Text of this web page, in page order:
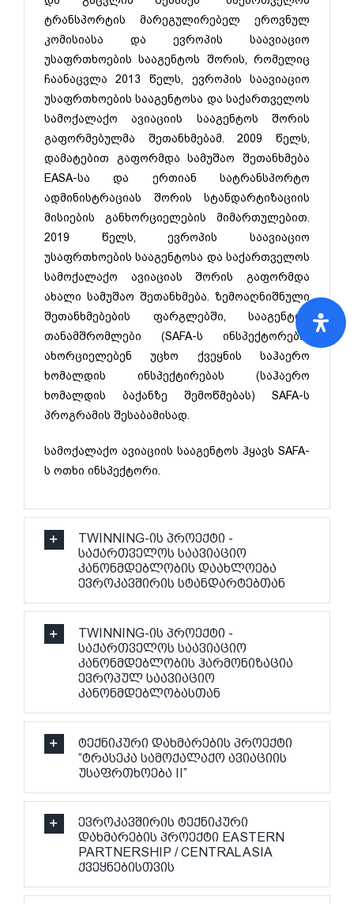
ტრანსპორტის მარეგულირებელ ეროვნულ
კომისიასა და ევროპის საავიაციო
უსაფრთხოების სააგენტოს შორის, რომელიც
ჩაანაცვლა 2013 წელს, ევროპის საავიაციო
უსაფრთხოების სააგენტოსა და საქართველოს
სამოქალაქო ავიაციის სააგენტოს შორის
გაფორმებულმა შეთანხმებამ. 2009 წელს,
დამატებით გაფორმდა სამუშაო შეთანხმება
EASA-სა და ერთიან სატრანსპორტო
ადმინისტრაციას შორის სტანდარტიზაციის
მისიების განხორციელების მიმართულებით.
2019 წელს, ევროპის საავიაციო
უსაფრთხოების სააგენტოსა და საქართველოს
სამოქალაქო ავიაციას შორის გაფორმდა
ახალი სამუშაო შეთანხმება. ზემოაღნიშნული
შეთანხმებების ფარგლებში, სააგენტოს
თანამშრომლები (SAFA-ს ინსპექტორები)
ახორციელებენ უცხო ქვეყნის საჰაერო
ხომალდის ინსპექტირებას (საჰაერო
ხომალდის ბაქანზე შემოწმებას) SAFA-ს
პროგრამის შესაბამისად.
სამოქალაქო ავიაციის სააგენტოს ჰყავს SAFA-
ს ოთხი ინსპექტორი.
TWINNING-ის პროექტი -
საქართველოს საავიაციო
კანონმდებლობის დაახლოება
ევროკავშირის სტანდარტებთან
TWINNING-ის პროექტი -
საქართველოს საავიაციო
კანონმდებლობის ჰარმონიზაცია
ევროპულ საავიაციო
კანონმდებლობასთან
ტექნიკური დახმარების პროექტი
“ტრასეკა სამოქალაქო ავიაციის
უსაფრთხოება II”
ევროკავშირის ტექნიკური
დახმარების პროექტი EASTERN
PARTNERSHIP / CENTRAL ASIA
ქვეყნებისთვის